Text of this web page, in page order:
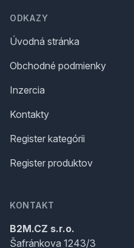
ODKAZY
Úvodná stránka
Obchodné podmienky
Inzercia
Kontakty
Register kategórii
Register produktov
KONTAKT
B2M.CZ s.r.o.
Šafránkova 1243/3